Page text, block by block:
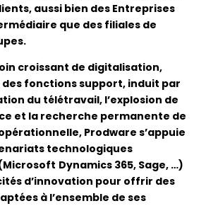
aussi bien des Entreprises
que des filiales de
croissant de digitalisation,
fonctions support, induit par
du télétravail, l’explosion de
et la recherche permanente de
Prodware s’appuie
technologiques
Dynamics 365, Sage, …)
d’innovation pour offrir des
à l’ensemble de ses